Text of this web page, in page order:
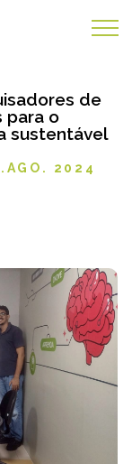
de
para o
sustentável
2024